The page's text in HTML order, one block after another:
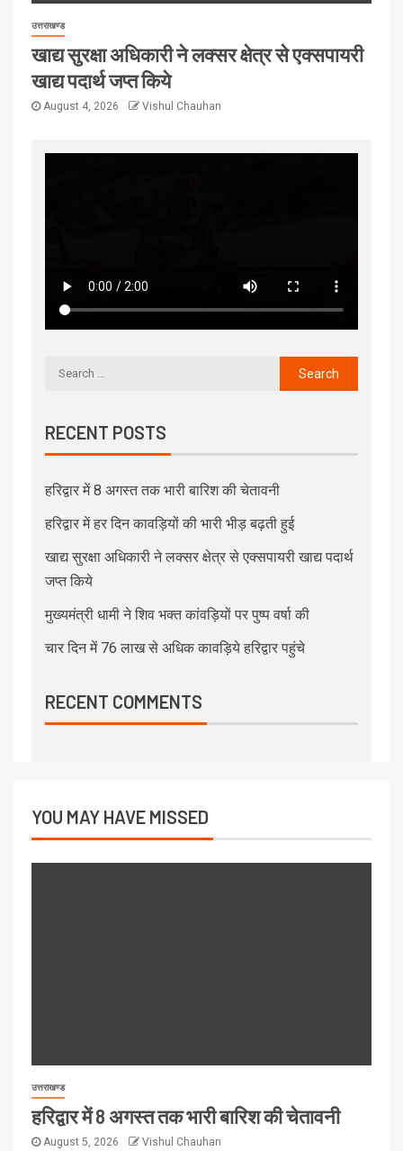
उत्तराखण्ड
खाद्य सुरक्षा अधिकारी ने लक्सर क्षेत्र से एक्सपायरी
खाद्य पदार्थ जप्त किये
August 4, 2026 Vishul Chauhan
RECENT POSTS
हरिद्वार में 8 अगस्त तक भारी बारिश की चेतावनी
हरिद्वार में हर दिन कावड़ियों की भारी भीड़ बढ़ती हुई
खाद्य सुरक्षा अधिकारी ने लक्सर क्षेत्र से एक्सपायरी खाद्य पदार्थ
जप्त किये
मुख्यमंत्री धामी ने शिव भक्त कांवड़ियों पर पुष्प वर्षा की
चार दिन में 76 लाख से अधिक कावड़िये हरिद्वार पहुंचे
RECENT COMMENTS
YOU MAY HAVE MISSED
उत्तराखण्ड
हरिद्वार में 8 अगस्त तक भारी बारिश की चेतावनी
August 5, 2026 Vishul Chauhan